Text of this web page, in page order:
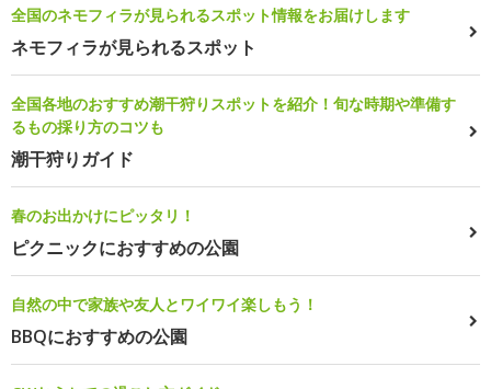
全国のネモフィラが見られるスポット情報をお届けします
ネモフィラが見られるスポット
全国各地のおすすめ潮干狩りスポットを紹介！旬な時期や準備す
るもの採り方のコツも
潮干狩りガイド
春のお出かけにピッタリ！
ピクニックにおすすめの公園
自然の中で家族や友人とワイワイ楽しもう！
BBQにおすすめの公園